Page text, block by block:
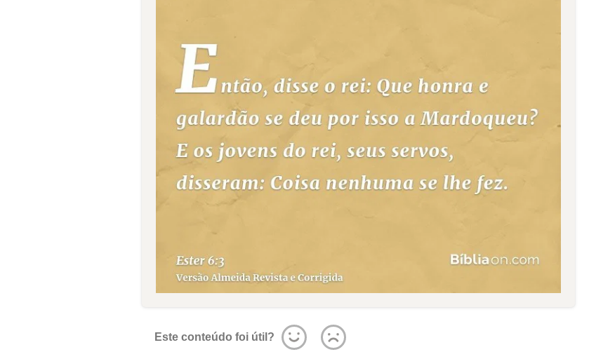
Este conteúdo foi útil?